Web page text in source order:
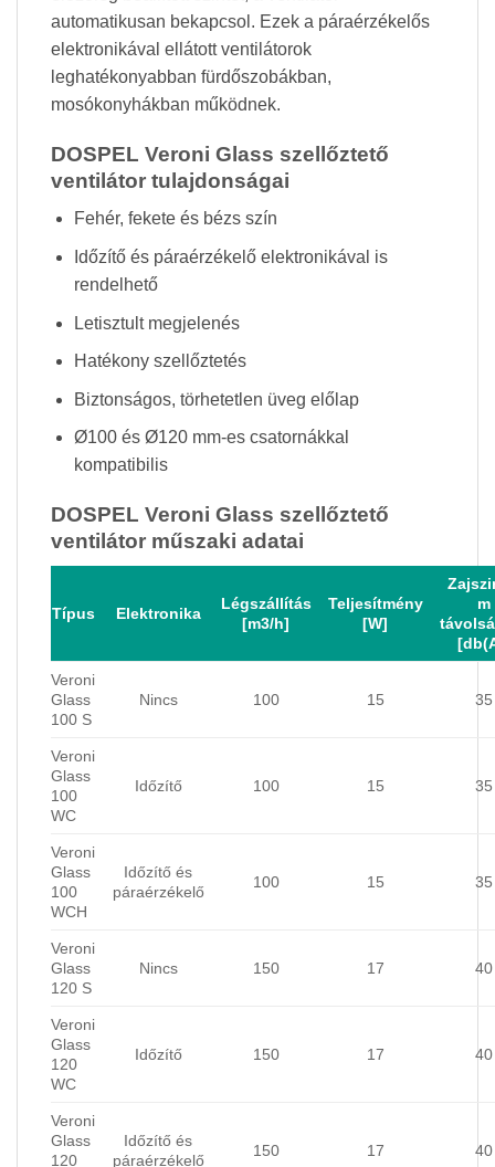
automatikusan bekapcsol. Ezek a páraérzékelős
elektronikával ellátott ventilátorok
leghatékonyabban fürdőszobákban,
mosókonyhákban működnek.
DOSPEL Veroni Glass szellőztető
ventilátor tulajdonságai
Fehér, fekete és bézs szín
Időzítő és páraérzékelő elektronikával is
rendelhető
Letisztult megjelenés
Hatékony szellőztetés
Biztonságos, törhetetlen üveg előlap
Ø100 és Ø120 mm-es csatornákkal
kompatibilis
DOSPEL Veroni Glass szellőztető
ventilátor műszaki adatai
Típus Elektronika
Légszállítás
[m3/h]
Teljesítmény
[W]
m
Veroni
Glass
100 S
Nincs 100 15 35
Veroni
Glass
100
WC
Időzítő 100 15 35
Veroni
Glass
100
WCH
Időzítő és
páraérzékelő
100 15 35
Veroni
Glass
120 S
Nincs 150 17 40
Veroni
Glass
120
WC
Időzítő 150 17 40
Veroni
Glass
120
Időzítő és
páraérzékelő
150 17 40